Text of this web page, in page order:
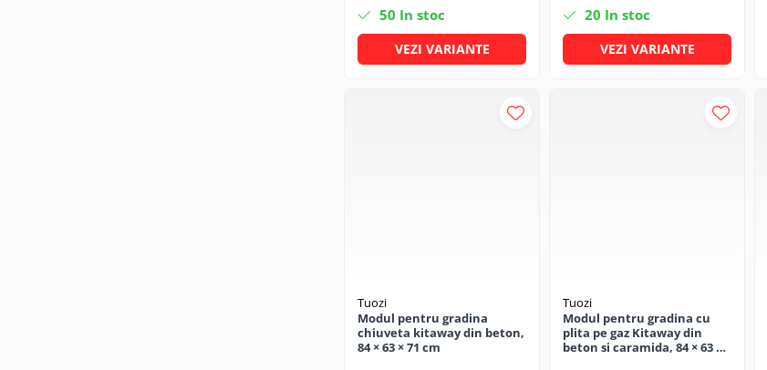
50 In stoc
VEZI VARIANTE
20 In stoc
VEZI VARIANTE
Tuozi
Modul pentru gradina
chiuveta kitaway din beton,
84 × 63 × 71 cm
Tuozi
Modul pentru gradina cu
plita pe gaz Kitaway din
beton si caramida, 84 × 63 ×